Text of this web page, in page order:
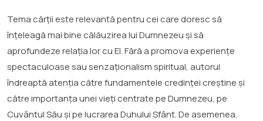
Tema cărții este relevantă pentru cei care doresc să
înțeleagă mai bine călăuzirea lui Dumnezeu și să
aprofundeze relația lor cu El. Fără a promova experiențe
spectaculoase sau senzaționalism spiritual, autorul
îndreaptă atenția către fundamentele credinței creștine și
către importanța unei vieți centrate pe Dumnezeu, pe
Cuvântul Său și pe lucrarea Duhului Sfânt. De asemenea,